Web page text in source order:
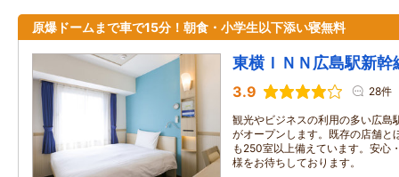
原爆ドームまで車で15分！朝食・小学生以下添い寝無料
東横ＩＮＮ広島駅新幹
3.9 28件
観光やビジネスの利用の多い広島
がオープンします。既存の店舗と
も250室以上備えています。安心
様をお待ちしております。